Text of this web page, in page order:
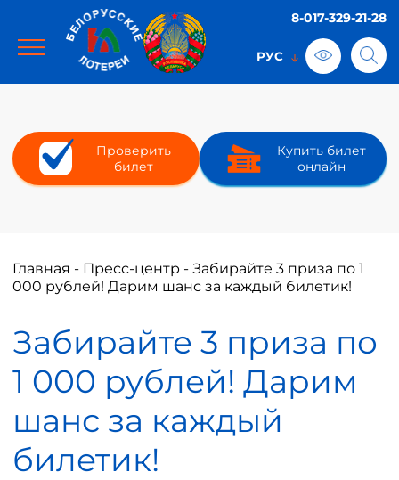
8-017-329-21-28
Проверить
билет
Купить билет
онлайн
Главная - Пресс-центр - Забирайте 3 приза по 1
000 рублей! Дарим шанс за каждый билетик!
Забирайте 3 приза по
1 000 рублей! Дарим
шанс за каждый
билетик!